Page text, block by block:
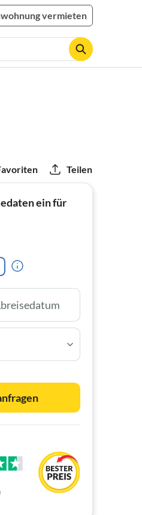
vermieten
Teilen
ein für